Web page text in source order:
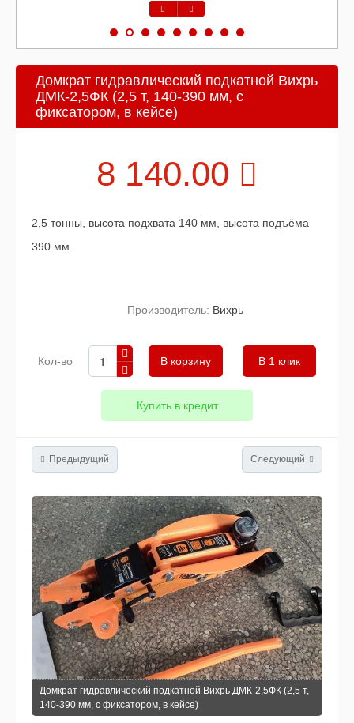
Домкрат гидравлический подкатной Вихрь
ДМК-2,5ФК (2,5 т, 140-390 мм, с
фиксатором, в кейсе)
8 140.00
2,5 тонны, высота подхвата 140 мм, высота подъёма
390 мм.
Производитель: Вихрь
Кол-во В 1 клик
Купить в кредит
Предыдущий Следующий
Домкрат гидравлический подкатной Вихрь ДМК-2,5ФК (2,5 т,
140-390 мм, с фиксатором, в кейсе)